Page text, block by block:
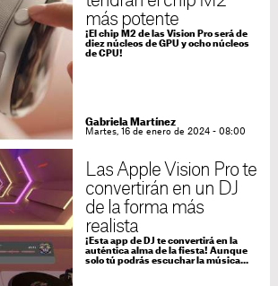
más potente
¡El chip M2 de las Vision Pro será de
diez núcleos de GPU y ocho núcleos
de CPU!
Gabriela Martínez
Martes, 16 de enero de 2024 - 08:00
Las Apple Vision Pro te
convertirán en un DJ
de la forma más
realista
¡Esta app de DJ te convertirá en la
auténtica alma de la fiesta! Aunque
solo tú podrás escuchar la música...